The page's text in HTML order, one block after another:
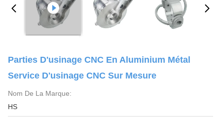
Parties D'usinage CNC En Aluminium Métal
Service D'usinage CNC Sur Mesure
Nom De La Marque:
HS